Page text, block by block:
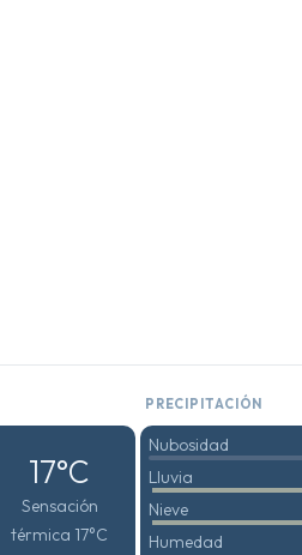
PRECIPITACIÓN
17°C
Sensación
térmica 17°C
Nubosidad
Lluvia
Nieve
Humedad